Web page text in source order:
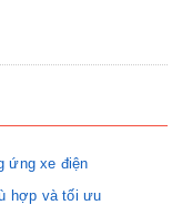
ứng xe điện
hợp và tối ưu